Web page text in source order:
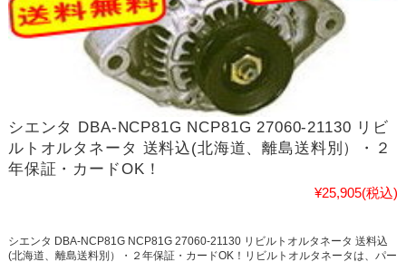
シエンタ DBA-NCP81G NCP81G 27060-21130 リビ
ルトオルタネータ 送料込(北海道、離島送料別）・２
年保証・カードOK！
¥25,905(税込)
シエンタ DBA-NCP81G NCP81G 27060-21130 リビルトオルタネータ 送料込
(北海道、離島送料別）・２年保証・カードOK！リビルトオルタネータは、パー